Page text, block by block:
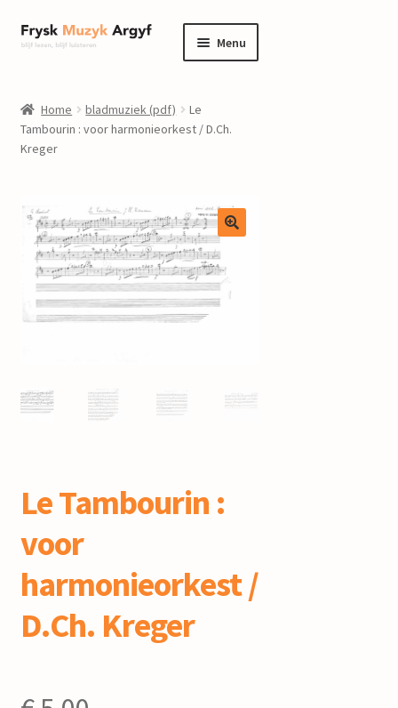
Ga
door
navigatie
Ga
naar
inhoud
Menu
informatie
Submenu
Componisten
nieuws
events
mijn account
Home bladmuziek (pdf)
Le
Tambourin : voor harmonieorkest / D.Ch.
Kreger
Le Tambourin :
voor
harmonieorkest /
D.Ch. Kreger